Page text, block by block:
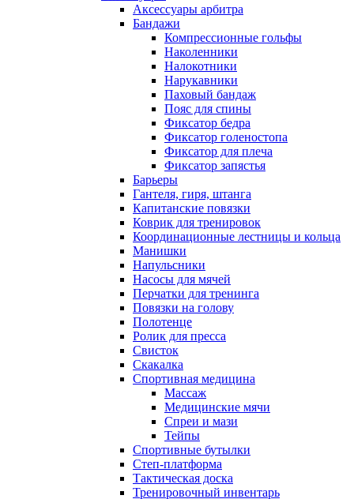
Аксессуары арбитра
Бандажи
Компрессионные гольфы
Наколенники
Налокотники
Нарукавники
Паховый бандаж
Пояс для спины
Фиксатор бедра
Фиксатор голеностопа
Фиксатор для плеча
Фиксатор запястья
Барьеры
Гантеля, гиря, штанга
Капитанские повязки
Коврик для тренировок
Координационные лестницы и кольца
Манишки
Напульсники
Насосы для мячей
Перчатки для тренинга
Повязки на голову
Полотенце
Ролик для пресса
Свисток
Скакалка
Спортивная медицина
Массаж
Медицинские мячи
Спреи и мази
Тейпы
Спортивные бутылки
Степ-платформа
Тактическая доска
Тренировочный инвентарь